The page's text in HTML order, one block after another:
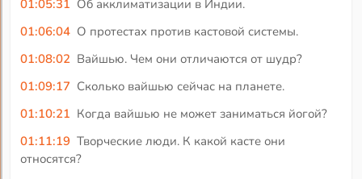
01:05:31 Об акклиматизации в Индии.
01:06:04 О протестах против кастовой системы.
01:08:02 Вайшью. Чем они отличаются от шудр?
01:09:17 Сколько вайшью сейчас на планете.
01:10:21 Когда вайшью не может заниматься йогой?
01:11:19 Творческие люди. К какой касте они
относятся?